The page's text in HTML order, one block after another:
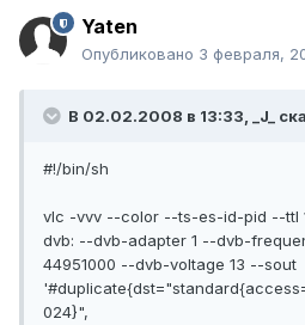
Yaten
Опубликовано 3 февраля,
В 02.02.2008 в 13:33, _J_
#!/bin/sh
vlc -vvv --color --ts-es-id-pid --ttl
dvb: --dvb-adapter 1 --dvb-
44951000 --dvb-voltage 13 --sout
024}",